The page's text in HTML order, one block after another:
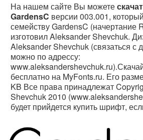
На нашем сайте Вы можете
GardensC версии 003.001,
семейству GardensC
изготовил Aleksander Shevchuk.
Aleksander Shevchuk (связаться с
можно по адрессу:
бесплатно на MyFonts.ru. Его
KB Все права принадлежат
Shevchuk 2010
будет прийдется купить шрифт,